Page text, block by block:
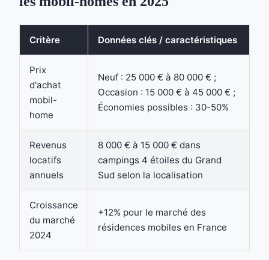
Critère Données clés / caractéristiques
Prix
d'achat
mobil-
home
Neuf : 25 000 € à 80 000 € ;
Occasion : 15 000 € à 45 000 € ;
Économies possibles : 30-50%
Revenus
locatifs
annuels
8 000 € à 15 000 € dans
campings 4 étoiles du Grand
Sud selon la localisation
Croissance
du marché
2024
+12% pour le marché des
résidences mobiles en France